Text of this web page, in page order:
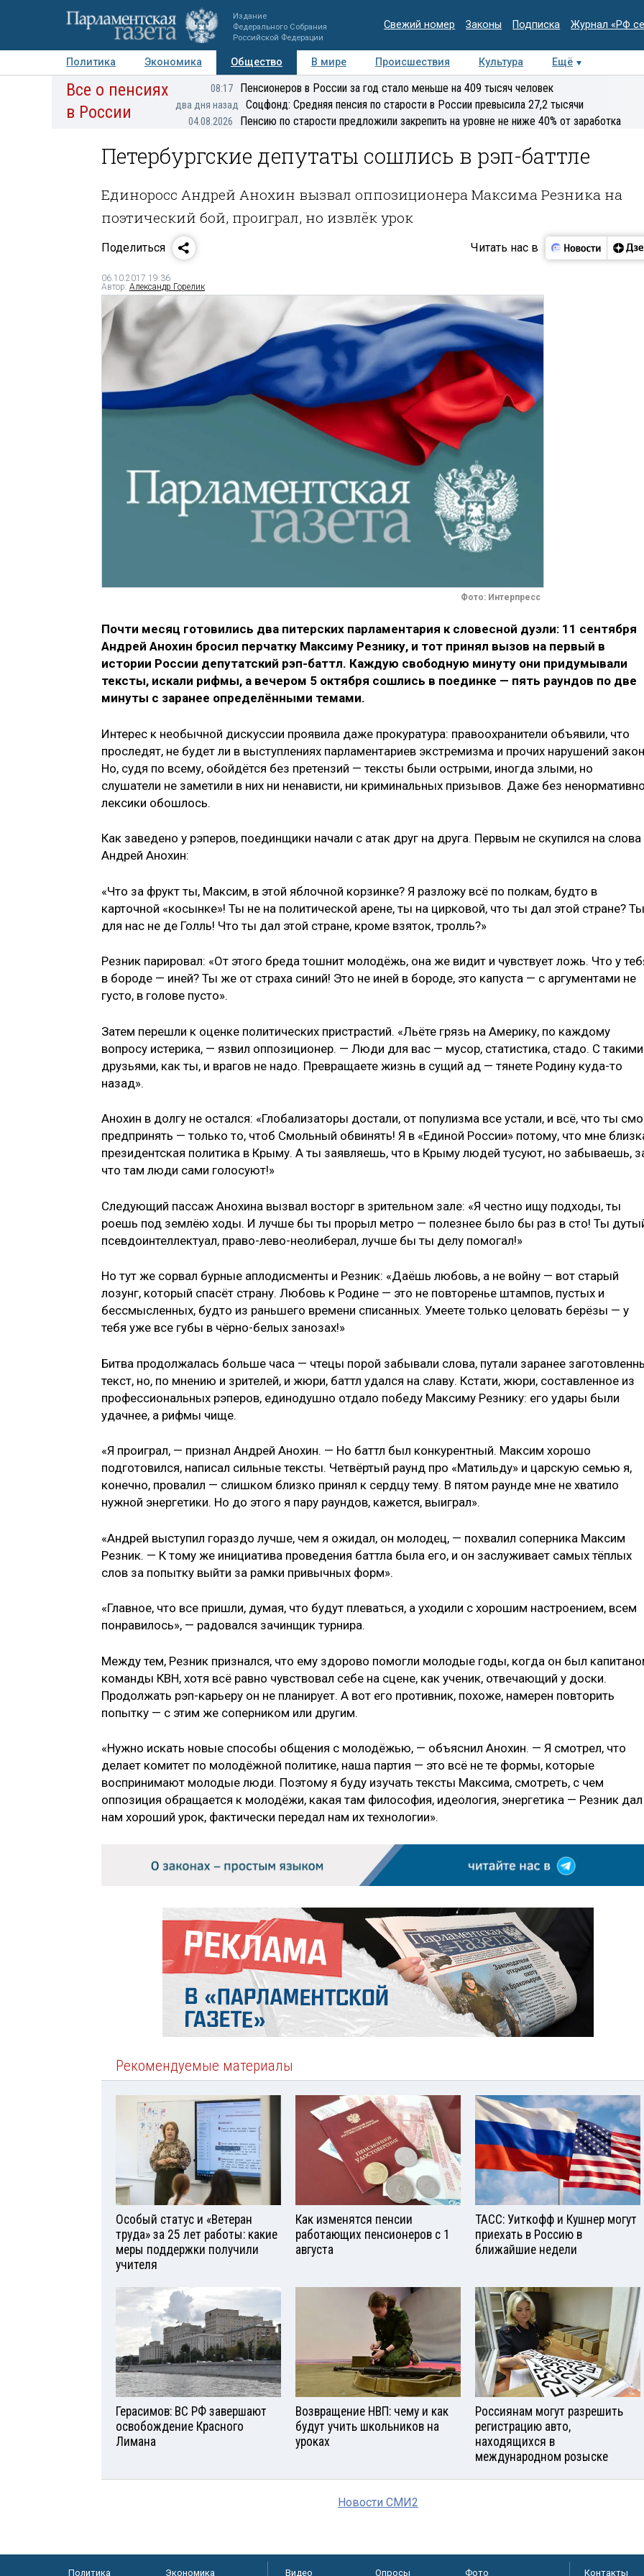
Издание
Федерального Собрания
Российской Федерации
Свежий номер Законы Подписка Журнал «РФ
Политика Экономика Общество В мире Происшествия Культура
Ещё
Авторы Персоны Мнения Регионы Медиацентр Интервью Колумнисты
Все о пенсиях
в России
08:17 Пенсионеров в России за год стало меньше на 409 тысяч человек
два дня назад Соцфонд: Средняя пенсия по старости в России превысила 27,2 тысячи
04.08.2026 Пенсию по старости предложили закрепить на уровне не ниже 40% от заработка
Петербургские депутаты сошлись в рэп-баттле
Единоросс Андрей Анохин вызвал оппозиционера Максима Резника на
поэтический бой, проиграл, но извлёк урок
Поделиться Читать нас в
06.10.2017 19:36
Автор: Александр Горелик
Фото: Интерпресс
Почти месяц готовились два питерских парламентария к словесной дуэли: 11 сентября
Андрей Анохин бросил перчатку Максиму Резнику, и тот принял вызов на первый в
истории России депутатский рэп-баттл. Каждую свободную минуту они придумывали
тексты, искали рифмы, а вечером 5 октября сошлись в поединке — пять раундов по две
минуты с заранее определёнными темами.
Интерес к необычной дискуссии проявила даже прокуратура: правоохранители объявили, что
проследят, не будет ли в выступлениях парламентариев экстремизма и прочих нарушений
Но, судя по всему, обойдётся без претензий — тексты были острыми, иногда злыми, но
слушатели не заметили в них ни ненависти, ни криминальных призывов. Даже без
лексики обошлось.
Как заведено у рэперов, поединщики начали с атак друг на друга. Первым не скупился на слова
Андрей Анохин:
«Что за фрукт ты, Максим, в этой яблочной корзинке? Я разложу всё по полкам, будто в
карточной «косынке»! Ты не на политической арене, ты на цирковой, что ты дал этой стране? Ты
для нас не де Голль! Что ты дал этой стране, кроме взяток, тролль?»
Резник парировал: «От этого бреда тошнит молодёжь, она же видит и чувствует ложь. Что у
в бороде — иней? Ты же от страха синий! Это не иней в бороде, это капуста — с аргументами не
густо, в голове пусто».
Затем перешли к оценке политических пристрастий. «Льёте грязь на Америку, по каждому
вопросу истерика, — язвил оппозиционер. — Люди для вас — мусор, статистика, стадо. С такими
друзьями, как ты, и врагов не надо. Превращаете жизнь в сущий ад — тянете Родину куда-то
назад».
Анохин в долгу не остался: «Глобализаторы достали, от популизма все устали, и всё, что ты
предпринять — только то, чтоб Смольный обвинять! Я в «Единой России» потому, что мне
президентская политика в Крыму. А ты заявляешь, что в Крыму людей тусуют, но забываешь,
что там люди сами голосуют!»
Следующий пассаж Анохина вызвал восторг в зрительном зале: «Я честно ищу подходы, ты
роешь под землёю ходы. И лучше бы ты прорыл метро — полезнее было бы раз в сто! Ты
псевдоинтеллектуал, право-лево-неолиберал, лучше бы ты делу помогал!»
Но тут же сорвал бурные аплодисменты и Резник: «Даёшь любовь, а не войну — вот старый
лозунг, который спасёт страну. Любовь к Родине — это не повторенье штампов, пустых и
бессмысленных, будто из раньшего времени списанных. Умеете только целовать берёзы — у
тебя уже все губы в чёрно-белых занозах!»
Битва продолжалась больше часа — чтецы порой забывали слова, путали заранее
текст, но, по мнению и зрителей, и жюри, баттл удался на славу. Кстати, жюри, составленное из
профессиональных рэперов, единодушно отдало победу Максиму Резнику: его удары были
удачнее, а рифмы чище.
«Я проиграл, — признал Андрей Анохин. — Но баттл был конкурентный. Максим хорошо
подготовился, написал сильные тексты. Четвёртый раунд про «Матильду» и царскую семью я,
конечно, провалил — слишком близко принял к сердцу тему. В пятом раунде мне не хватило
нужной энергетики. Но до этого я пару раундов, кажется, выиграл».
«Андрей выступил гораздо лучше, чем я ожидал, он молодец, — похвалил соперника Максим
Резник. — К тому же инициатива проведения баттла была его, и он заслуживает самых тёплых
слов за попытку выйти за рамки привычных форм».
«Главное, что все пришли, думая, что будут плеваться, а уходили с хорошим настроением, всем
понравилось», — радовался зачинщик турнира.
Между тем, Резник признался, что ему здорово помогли молодые годы, когда он был
команды КВН, хотя всё равно чувствовал себе на сцене, как ученик, отвечающий у доски.
Продолжать рэп-карьеру он не планирует. А вот его противник, похоже, намерен повторить
попытку — с этим же соперником или другим.
«Нужно искать новые способы общения с молодёжью, — объяснил Анохин. — Я смотрел, что
делает комитет по молодёжной политике, наша партия — это всё не те формы, которые
воспринимают молодые люди. Поэтому я буду изучать тексты Максима, смотреть, с чем
оппозиция обращается к молодёжи, какая там философия, идеология, энергетика — Резник дал
нам хороший урок, фактически передал нам их технологии».
Рекомендуемые материалы
Особый статус и «Ветеран
труда» за 25 лет работы: какие
меры поддержки получили
учителя
Как изменятся пенсии
работающих пенсионеров с 1
августа
ТАСС: Уиткофф и Кушнер могут
приехать в Россию в
ближайшие недели
Герасимов: ВС РФ завершают
освобождение Красного
Лимана
Возвращение НВП: чему и как
будут учить школьников на
уроках
Россиянам могут разрешить
регистрацию авто,
находящихся в
международном розыске
Новости СМИ2
Политика Экономика Видео Опросы Фото Контакты